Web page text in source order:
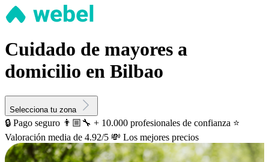
Cuidado de mayores a
domicilio en Bilbao
Selecciona tu zona
🔒 Pago seguro 👨🏼‍🔧 + 10.000 profesionales de confianza ⭐️
Valoración media de 4.92/5 💸 Los mejores precios